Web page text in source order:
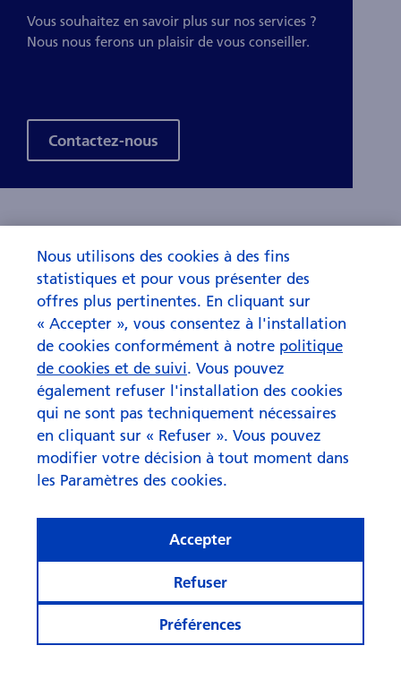
Vous souhaitez en savoir plus sur nos services ?
Nous nous ferons un plaisir de vous conseiller.
Contactez-nous
Nous utilisons des cookies à des fins
statistiques et pour vous présenter des
offres plus pertinentes. En cliquant sur
« Accepter », vous consentez à l'installation
de cookies conformément à notre politique
de cookies et de suivi. Vous pouvez
également refuser l'installation des cookies
qui ne sont pas techniquement nécessaires
en cliquant sur « Refuser ». Vous pouvez
modifier votre décision à tout moment dans
les Paramètres des cookies.
Préférences
Refuser
Accepter